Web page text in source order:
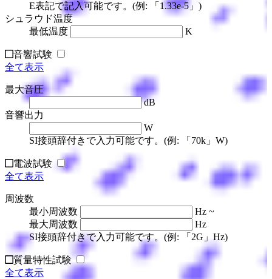
E表記で記入可能です。(例: 「1.33e-5」)
シュラウド温度
最低温度
K
音響試験
全て表示
最大音圧
dB
音響出力
W
SI接頭辞付きで入力可能です。(例: 「70k」W)
電波試験
全て表示
周波数
最小周波数
Hz ~
最大周波数
Hz
SI接頭辞付きで入力可能です。(例: 「2G」Hz)
質量特性試験
全て表示